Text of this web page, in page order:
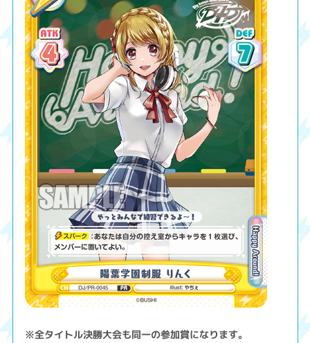
※全タイトル決勝大会も同一の参加賞になります。